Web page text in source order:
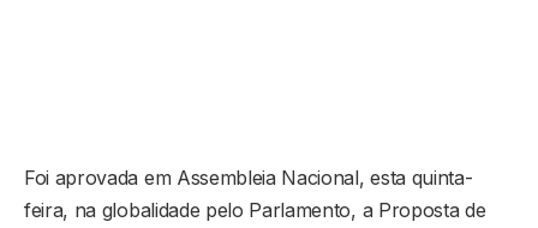
Foi aprovada em Assembleia Nacional, esta quinta-
feira, na globalidade pelo Parlamento, a Proposta de